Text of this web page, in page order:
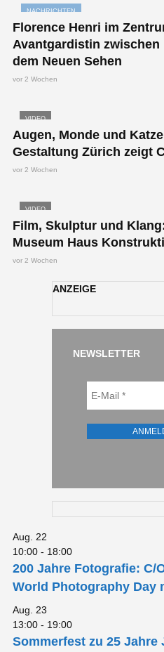
NACHRICHTEN
Florence Henri im
Avantgardistin zwischen
dem Neuen Sehen
vor 2 Wochen
VIDEO
Augen, Monde und
Gestaltung Zürich zeigt
vor 2 Wochen
VIDEO
Film, Skulptur und
Museum Haus
vor 2 Wochen
ANZEIGE
NEWSLETTER
Aug. 22
10:00 - 18:00
200 Jahre Fotografie: C/
World Photography Day
Aug. 23
13:00 - 19:00
Sommerfest zu 25 Jahre